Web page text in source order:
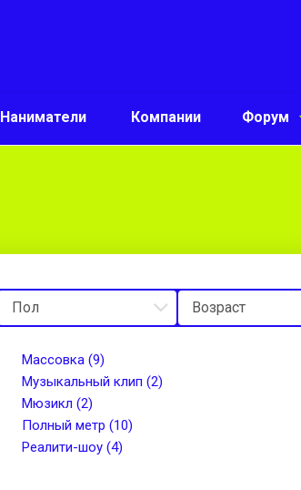
Наниматели Компании Форум
Массовка (9)
Музыкальный клип (2)
Мюзикл (2)
Полный метр (10)
Реалити-шоу (4)